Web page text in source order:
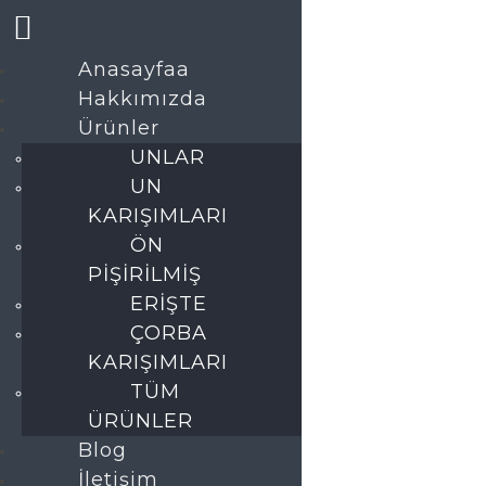
SEPET
Sepetiniz şu anda boş.
MAĞAZAYA GERI DÖN
Anasayfaa
Hakkımızda
Ürünler
UNLAR
UN
KARIŞIMLARI
ÖN
PİŞİRİLMİŞ
ERİŞTE
ÇORBA
KARIŞIMLARI
TÜM
ÜRÜNLER
Blog
İletişim